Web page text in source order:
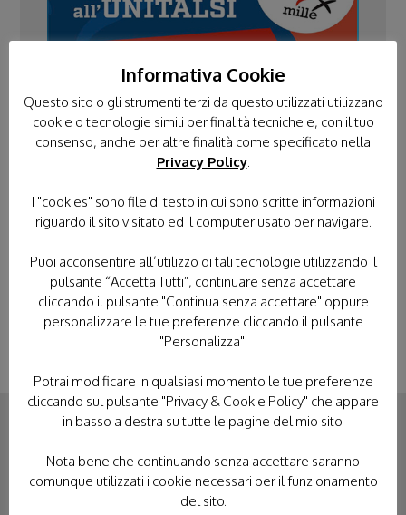
PELLEGRINAGGI
TUTTI I PELLEGRINAGGI
LOURDES
FATIMA
LORETO
POLONIA
TERRA SANTA
CONTATTACI
Informativa Cookie
Questo sito o gli strumenti terzi da questo utilizzati utilizzano
cookie o tecnologie simili per finalità tecniche e, con il tuo
consenso, anche per altre finalità come specificato nella
Privacy Policy.
I "cookies" sono file di testo in cui sono scritte informazioni
riguardo il sito visitato ed il computer usato per navigare.
Puoi acconsentire all’utilizzo di tali tecnologie utilizzando il
pulsante “Accetta Tutti”, continuare senza accettare
cliccando il pulsante "Continua senza accettare" oppure
personalizzare le tue preferenze cliccando il pulsante
"Personalizza".
Potrai modificare in qualsiasi momento le tue preferenze
cliccando sul pulsante "Privacy & Cookie Policy" che appare
in basso a destra su tutte le pagine del mio sito.
Nota bene che continuando senza accettare saranno
comunque utilizzati i cookie necessari per il funzionamento
del sito.